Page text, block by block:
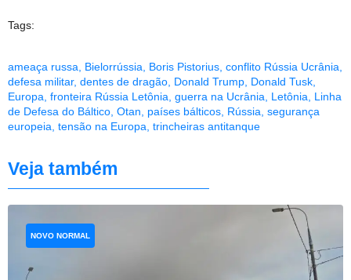
Tags:
ameaça russa Bielorrússia Boris Pistorius conflito Rússia Ucrânia
defesa militar, dentes de dragão Donald Trump Donald Tusk
Europa fronteira Rússia Letônia guerra na Ucrânia Letônia
Linha
de Defesa do Báltico Otan países bálticos Rússia segurança
europeia tensão na Europa trincheiras antitanque
Veja também
NOVO NORMAL